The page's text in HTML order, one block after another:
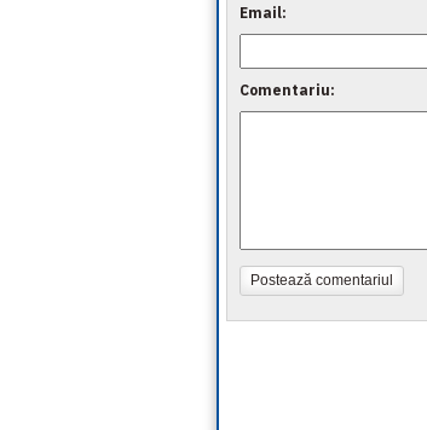
Email:
Comentariu:
Postează comentariul